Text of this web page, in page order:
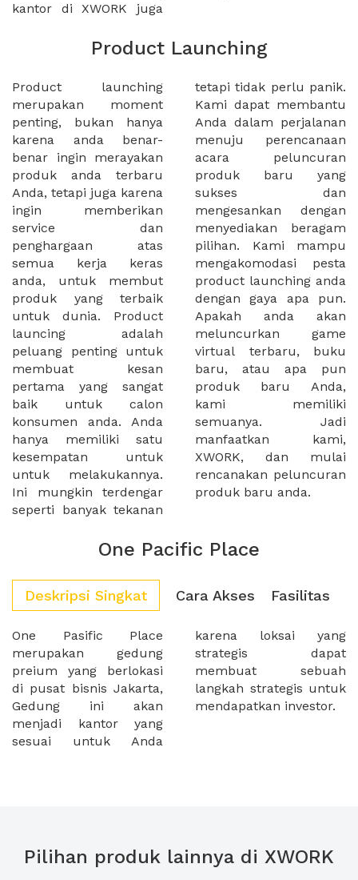
kantor di XWORK juga
Product Launching
Product launching
merupakan moment
penting, bukan hanya
karena anda benar-
benar ingin merayakan
produk anda terbaru
Anda, tetapi juga karena
ingin memberikan
service dan
penghargaan atas
semua kerja keras
anda, untuk membut
produk yang terbaik
untuk dunia. Product
launcing adalah
peluang penting untuk
membuat kesan
pertama yang sangat
baik untuk calon
konsumen anda. Anda
hanya memiliki satu
kesempatan untuk
untuk melakukannya.
Ini mungkin terdengar
seperti banyak tekanan
tetapi tidak perlu panik.
Kami dapat membantu
Anda dalam perjalanan
menuju perencanaan
acara peluncuran
produk baru yang
sukses dan
mengesankan dengan
menyediakan beragam
pilihan. Kami mampu
mengakomodasi pesta
product launching anda
dengan gaya apa pun.
Apakah anda akan
meluncurkan game
virtual terbaru, buku
baru, atau apa pun
produk baru Anda,
kami memiliki
semuanya. Jadi
manfaatkan kami,
XWORK, dan mulai
rencanakan peluncuran
produk baru anda.
One Pacific Place
Deskripsi Singkat Cara Akses Fasilitas
One Pasific Place
merupakan gedung
preium yang berlokasi
di pusat bisnis Jakarta,
Gedung ini akan
menjadi kantor yang
sesuai untuk Anda
karena loksai yang
strategis dapat
membuat sebuah
langkah strategis untuk
mendapatkan investor.
Pilihan produk lainnya di XWORK